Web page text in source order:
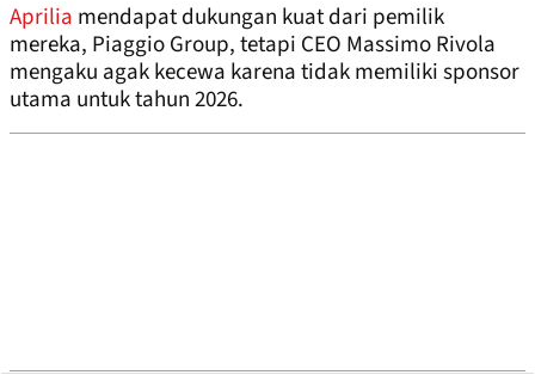
Aprilia mendapat dukungan kuat dari pemilik
mereka, Piaggio Group, tetapi CEO Massimo Rivola
mengaku agak kecewa karena tidak memiliki sponsor
utama untuk tahun 2026.